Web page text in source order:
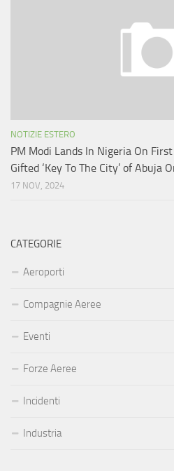
NOTIZIE ESTERO
PM Modi Lands In Nigeria On
Gifted ‘Key To The City’ of Abuja
17 NOV, 2024
CATEGORIE
Aeroporti
Compagnie Aeree
Eventi
Forze Aeree
Incidenti
Industria